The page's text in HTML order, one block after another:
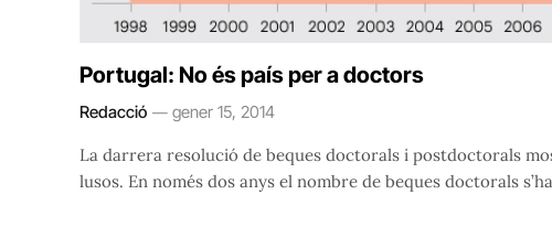
Portugal: No és país per a doctors
Redacció gener 15, 2014
La darrera resolució de beques doctorals i postdoctorals
lusos. En només dos anys el nombre de beques doctorals